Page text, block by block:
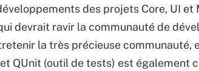
des projets Core, UI
devrait ravir la communauté de
la très précieuse communauté,
QUnit (outil de tests) est également